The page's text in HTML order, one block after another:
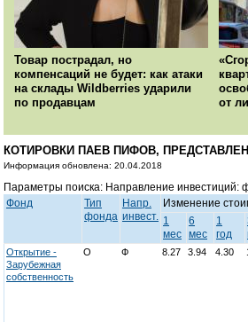
Товар пострадал, но
компенсаций не будет: как атаки
на склады Wildberries ударили
по продавцам
от
КОТИРОВКИ ПАЕВ ПИФОВ,
Информация обновлена: 20.04.2018
Параметры поиска: Направление
Фонд
Тип
фонда
Напр.
инвест.
Изменение
1
мес
6
мес
1
год
Открытие -
Зарубежная
собственность
О Ф 8.27 3.94 4.30